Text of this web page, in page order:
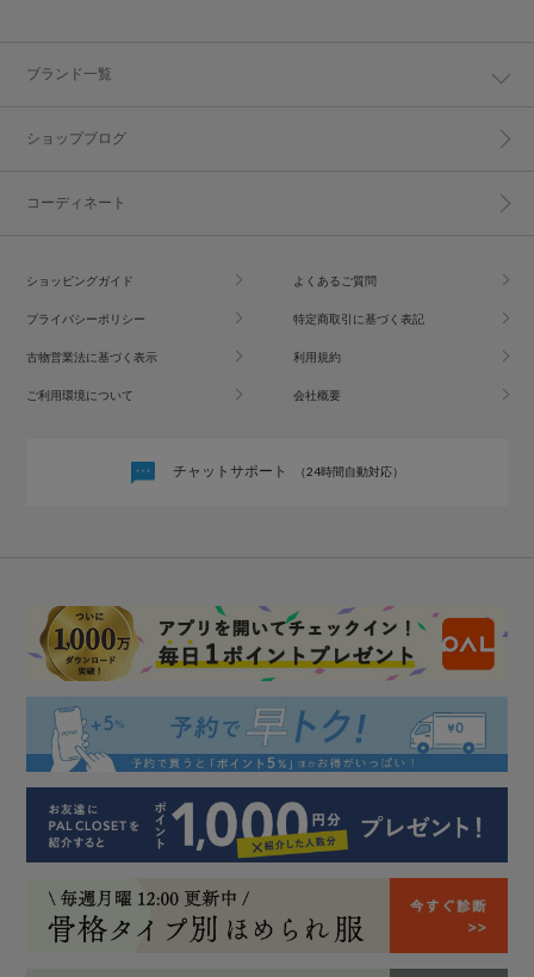
ブランド一覧
ショップブログ
コーディネート
ショッピングガイド よくあるご質問
プライバシーポリシー 特定商取引に基づく表記
古物営業法に基づく表示 利用規約
ご利用環境について 会社概要
チャットサポート （24時間自動対応）